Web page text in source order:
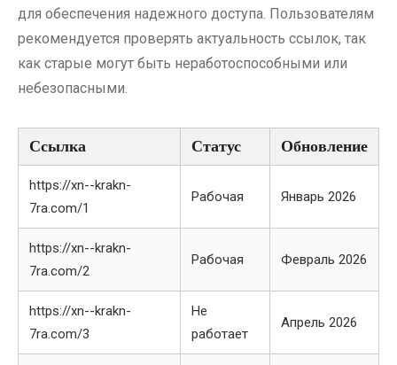
для обеспечения надежного доступа. Пользователям
рекомендуется проверять актуальность ссылок, так
как старые могут быть неработоспособными или
небезопасными.
Ссылка Статус Обновление
https://xn--krakn-
7ra.com/1
Рабочая Январь 2026
https://xn--krakn-
7ra.com/2
Рабочая Февраль 2026
https://xn--krakn-
7ra.com/3
Не
работает
Апрель 2026